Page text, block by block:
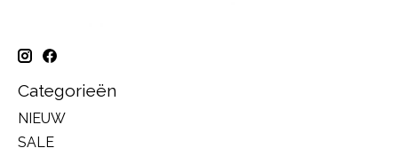
Categorieën
NIEUW
SALE